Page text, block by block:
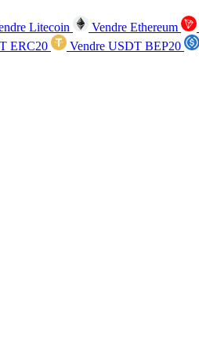
Litecoin Vendre Ethereum
ERC20 Vendre USDT BEP20